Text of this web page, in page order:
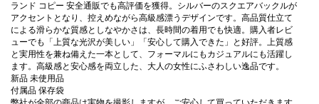
ランド コピー 安全通販でも高評価を獲得。シルバーのスクエアバックルが
アクセントとなり、控えめながら高級感漂うデザインです。高品質仕立て
による滑らかな質感としなやかさは、長時間の着用でも快適。購入者レビ
ューでも「上質な光沢が美しい」「安心して購入できた」と好評。上質感
と実用性を兼ね備えた一本として、フォーマルにもカジュアルにも活躍し
ます。高級感と安心感を両立した、大人の女性にふさわしい逸品です。
新品 未使用品
付属品 保存袋